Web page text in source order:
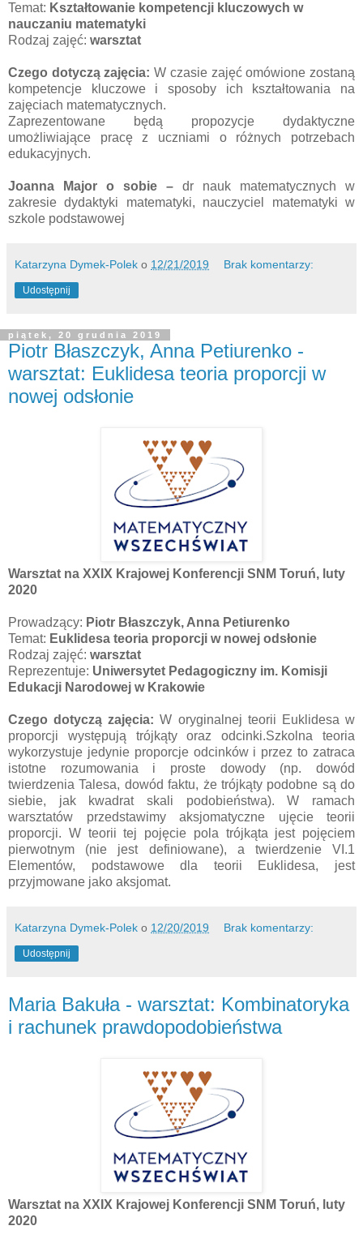
Temat: Kształtowanie kompetencji kluczowych w
nauczaniu matematyki
Rodzaj zajęć: warsztat
Czego dotyczą zajęcia:W czasie zajęć omówione zostaną
kompetencje kluczowe i sposoby ich kształtowania na
zajęciach matematycznych.
Zaprezentowane będą propozycje dydaktyczne
umożliwiające pracę z uczniami o różnych potrzebach
edukacyjnych.
Joanna Major o sobie – dr nauk matematycznych w
zakresie dydaktyki matematyki, nauczyciel matematyki w
szkole podstawowej
Katarzyna Dymek-Polek o 12/21/2019 Brak komentarzy:
Udostępnij
piątek, 20 grudnia 2019
Piotr Błaszczyk, Anna Petiurenko -
warsztat: Euklidesa teoria proporcji w
nowej odsłonie
Warsztat na XXIX Krajowej Konferencji SNM Toruń, luty
2020
Prowadzący: Piotr Błaszczyk, Anna Petiurenko
Temat: Euklidesa teoria proporcji w nowej odsłonie
Rodzaj zajęć: warsztat
Reprezentuje: Uniwersytet Pedagogiczny im. Komisji
Edukacji Narodowej w Krakowie
Czego dotyczą zajęcia:W oryginalnej teorii Euklidesa w
proporcji występują trójkąty oraz odcinki.Szkolna teoria
wykorzystuje jedynie proporcje odcinków i przez to zatraca
istotne rozumowania i proste dowody (np. dowód
twierdzenia Talesa, dowód faktu, że trójkąty podobne są do
siebie, jak kwadrat skali podobieństwa). W ramach
warsztatów przedstawimy aksjomatyczne ujęcie teorii
proporcji. W teorii tej pojęcie pola trójkąta jest pojęciem
pierwotnym (nie jest definiowane), a twierdzenie VI.1
Elementów, podstawowe dla teorii Euklidesa, jest
przyjmowane jako aksjomat.
Katarzyna Dymek-Polek o 12/20/2019 Brak komentarzy:
Udostępnij
Maria Bakuła - warsztat: Kombinatoryka
i rachunek prawdopodobieństwa
Warsztat na XXIX Krajowej Konferencji SNM Toruń, luty
2020